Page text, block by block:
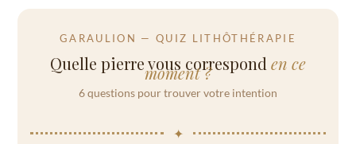
GARAULION — QUIZ LITHÔTHÉRAPIE
Quelle pierre vous correspond en ce
moment ?
6 questions pour trouver votre intention
✦